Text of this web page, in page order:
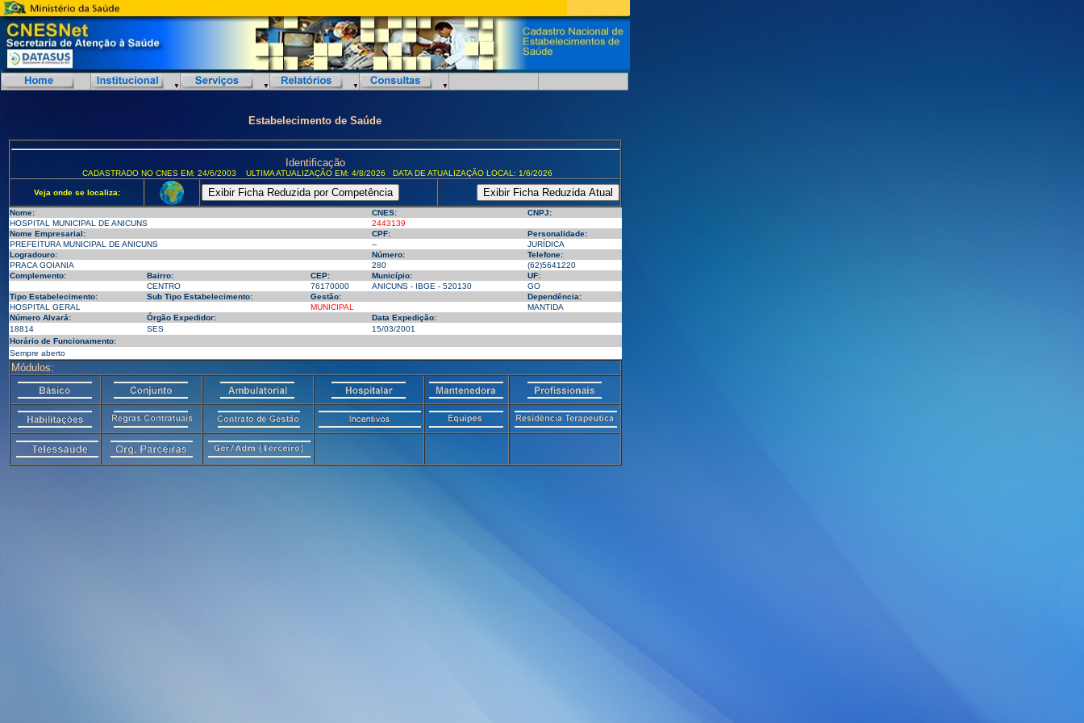
Estabelecimento de Saúde
Identificação
CADASTRADO NO CNES EM: 24/6/2003 ULTIMA ATUALIZAÇÃO EM: 4/8/2026 DATA DE ATUALIZAÇÃO LOCAL: 1/6/2026
Veja onde se localiza:
Nome: CNES:
CNPJ:
HOSPITAL MUNICIPAL DE ANICUNS
2443139
Nome Empresarial:
CPF:
Personalidade:
PREFEITURA MUNICIPAL DE ANICUNS
--
JURÍDICA
Logradouro:
Número:
Telefone:
PRACA GOIANIA
280
(62)5641220
Complemento:
Bairro: CEP: Município:
UF:
CENTRO
76170000 ANICUNS - IBGE - 520130
GO
Tipo Estabelecimento:
Sub Tipo Estabelecimento: Gestão:
Dependência:
HOSPITAL GERAL
MUNICIPAL
MANTIDA
Número Alvará:
Órgão Expedidor:
Data Expedição:
18814
SES
15/03/2001
Horário de Funcionamento:
Sempre aberto
Módulos: